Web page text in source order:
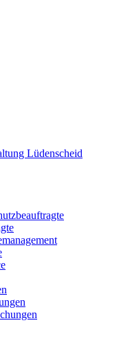
Lüdenscheid